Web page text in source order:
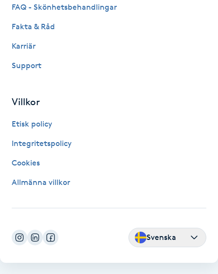
Laserbehandling
Liktornar
LPG-behandling
Lymfmassage
FAQ - Skönhetsbehandlingar
Fakta & Råd
Karriär
Support
Villkor
Etisk policy
Integritetspolicy
Cookies
Allmänna villkor
Svenska